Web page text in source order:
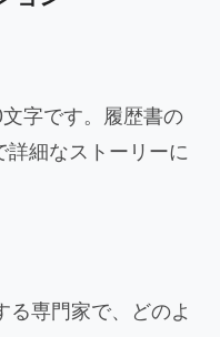
字です。履歴書の
細なストーリーに
る専門家で、どのよ